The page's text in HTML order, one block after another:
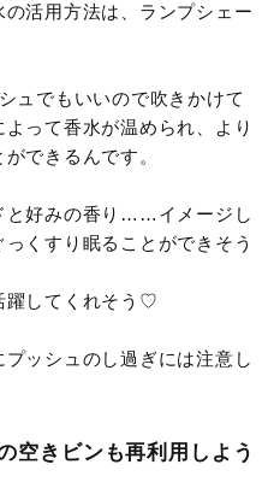
活用方法は、ランプシェー
ュでもいいので吹きかけて
って香水が温められ、より
できるんです。
と好みの香り……イメージし
くすり眠ることができそう
躍してくれそう♡
ッシュのし過ぎには注意し
空きビンも再利用しよう